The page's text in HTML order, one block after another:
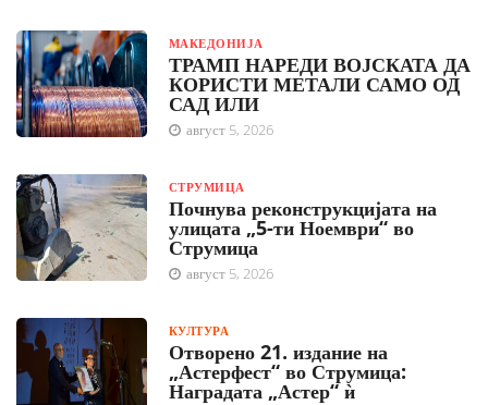
МАКЕДОНИЈА
ТРАМП НАРЕДИ ВОЈСКАТА ДА
КОРИСТИ МЕТАЛИ САМО ОД
САД ИЛИ
август 5, 2026
СТРУМИЦА
Почнува реконструкцијата на
улицата „5-ти Ноември“ во
Струмица
август 5, 2026
КУЛТУРА
Отворено 21. издание на
„Астерфест“ во Струмица:
Наградата „Астер“ ѝ